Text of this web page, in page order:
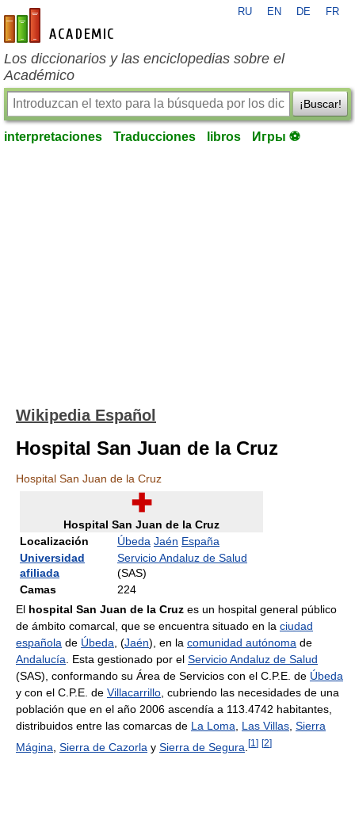
es-academic.com
RU EN DE FR
Los diccionarios y las enciclopedias sobre el
Académico
¡Buscar!
interpretaciones Traducciones libros Игры ⚽
Wikipedia Español
Hospital San Juan de la Cruz
Hospital San Juan de la Cruz
Hospital San Juan de la Cruz
Localización
Úbeda Jaén España
Universidad
afiliada
Servicio Andaluz de Salud
(SAS)
Camas
224
El hospital San Juan de la Cruz es un hospital general público
de ámbito comarcal, que se encuentra situado en la ciudad
española de Úbeda , (Jaén), en la comunidad autónoma de
Andalucía . Esta gestionado por el Servicio Andaluz de Salud
(SAS), conformando su Área de Servicios con el C.P.E. de Úbeda
y con el C.P.E. de Villacarrillo , cubriendo las necesidades de una
población que en el año 2006 ascendía a 113.4742 habitantes,
distribuidos entre las comarcas de La Loma Las Villas Sierra
Mágina Sierra de Cazorla y Sierra de Segura [1 ] [2]